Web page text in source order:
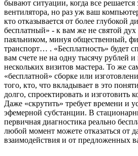
бывают ситуации, когда все решается
вентилятора, но раз уж ваш
кто отказывается от более глубокой
бесплатный» - к вам же не святой дух
паяльником, минуя общественный,
транспорт… . «Бесплатность» будет
вам счете не на одну тысячу рублей
нескольких визитов мастера. То же
«бесплатной» сборке или
того, кто, что вкладывает в это
долго, спроектировать и изготовить
Даже «скрутить» требует времени и
эфемерной субстанции. В
первичная диагностика реально
любой момент можете отказаться от
взаимодействия и от предложенных